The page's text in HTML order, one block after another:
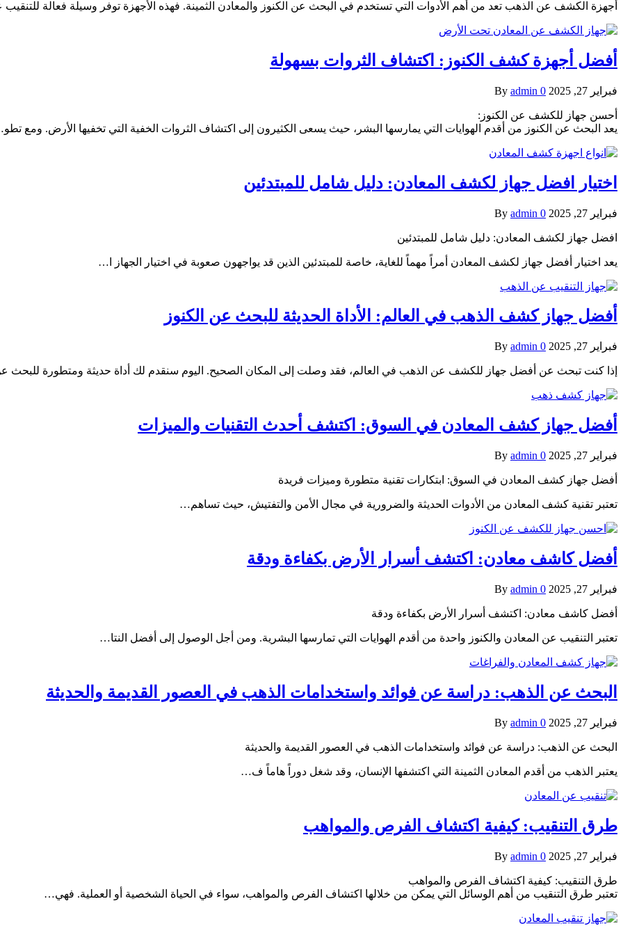
أجهزة الكشف عن الذهب تعد من أهم الأدوات التي تستخدم في البحث عن الكنوز والمعادن الثمينة. فهذه الأجهزة توفر وسيلة فعالة
أفضل أجهزة كشف الكنوز: اكتشاف الثروات بسهولة
فبراير 27, 2025 By admin 0
أحسن جهاز للكشف عن الكنوز:
يعد البحث عن الكنوز من أقدم الهوايات التي يمارسها البشر، حيث يسعى الكثيرون إلى اكتشاف الثروات الخفية التي تخفيها الأرض. ومع
اختيار افضل جهاز لكشف المعادن: دليل شامل للمبتدئين
فبراير 27, 2025 By admin 0
افضل جهاز لكشف المعادن: دليل شامل للمبتدئين
يعد اختيار أفضل جهاز لكشف المعادن أمراً مهماً للغاية، خاصة للمبتدئين الذين قد يواجهون صعوبة في اختيار الجهاز ا…
أفضل جهاز كشف الذهب في العالم: الأداة الحديثة للبحث عن الكنوز
فبراير 27, 2025 By admin 0
إذا كنت تبحث عن أفضل جهاز للكشف عن الذهب في العالم، فقد وصلت إلى المكان الصحيح. اليوم سنقدم لك أداة حديثة ومتطورة للبحث
أفضل جهاز كشف المعادن في السوق: اكتشف أحدث التقنيات والميزات
فبراير 27, 2025 By admin 0
أفضل جهاز كشف المعادن في السوق: ابتكارات تقنية متطورة وميزات فريدة
تعتبر تقنية كشف المعادن من الأدوات الحديثة والضرورية في مجال الأمن والتفتيش، حيث تساهم…
أفضل كاشف معادن: اكتشف أسرار الأرض بكفاءة ودقة
فبراير 27, 2025 By admin 0
أفضل كاشف معادن: اكتشف أسرار الأرض بكفاءة ودقة
تعتبر التنقيب عن المعادن والكنوز واحدة من أقدم الهوايات التي تمارسها البشرية. ومن أجل الوصول إلى أفضل النتا…
البحث عن الذهب: دراسة عن فوائد واستخدامات الذهب في العصور القديمة والحديثة
فبراير 27, 2025 By admin 0
البحث عن الذهب: دراسة عن فوائد واستخدامات الذهب في العصور القديمة والحديثة
يعتبر الذهب من أقدم المعادن الثمينة التي اكتشفها الإنسان، وقد شغل دوراً هاماً ف…
طرق التنقيب: كيفية اكتشاف الفرص والمواهب
فبراير 27, 2025 By admin 0
طرق التنقيب: كيفية اكتشاف الفرص والمواهب
تعتبر طرق التنقيب من أهم الوسائل التي يمكن من خلالها اكتشاف الفرص والمواهب، سواء في الحياة الشخصية أو العملية. فهي…